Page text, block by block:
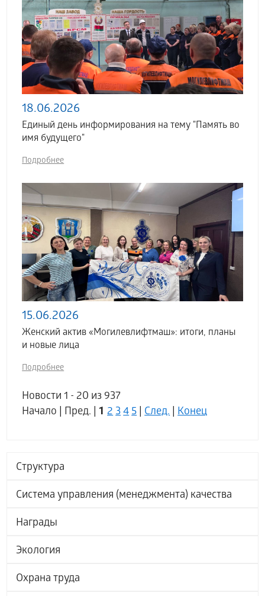
Структура
Система управления (менеджмента) качества
Награды
Экология
Охрана труда
18.06.2026
Единый день информирования на тему "Память во
имя будущего"
Подробнее
15.06.2026
Женский актив «Могилевлифтмаш»: итоги, планы
и новые лица
Подробнее
Новости 1 - 20 из 937
Начало | Пред. | 1 2345|След.|Конец